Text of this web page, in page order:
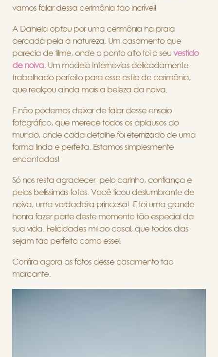
vamos falar dessa cerimônia tão incrível!
A Daniela optou por uma cerimônia na praia
cercada pela a natureza. Um casamento que
parecia de filme, onde o ponto alto foi o seu vestido
de noiva. Um modelo Internovias delicadamente
trabalhado perfeito para esse estilo de cerimônia,
que realçou ainda mais a beleza da noiva.
E não podemos deixar de falar desse ensaio
fotográfico, que merece todos os aplausos do
mundo, onde cada detalhe foi eternizado de uma
forma linda e perfeita. Estamos simplesmente
encantadas!
Só nos resta agradecer pelo carinho, confiança e
pelas belíssimas fotos. Você ficou deslumbrante de
noiva, uma verdadeira princesa! E foi uma grande
honra fazer parte deste momento tão especial da
sua vida. Felicidades mil ao casal, que todos dias
sejam tão perfeito como esse!
Confira agora as fotos desse casamento tão
marcante.